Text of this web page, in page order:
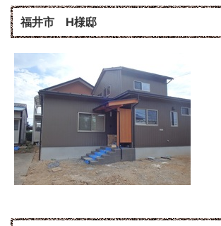
福井市 H様邸